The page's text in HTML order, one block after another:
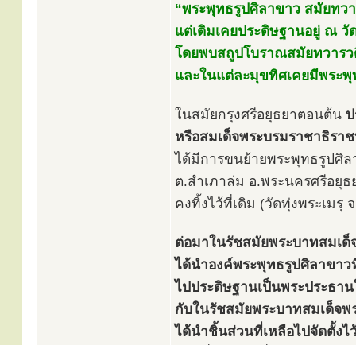
“พระพุทธรูปศิลาขาว สมัยทว
แต่เดิมเคยประดิษฐานอยู่ ณ วั
โดยพบสถูปโบราณสมัยทวาร
และในแต่ละมุขทิศเคยมีพระ
ในสมัยกรุงศรีอยุธยาตอนต้น
หรือสมเด็จพระบรมราชาธิรา
ได้มีการขนย้ายพระพุทธรูปศิ
ต.สำเภาล่ม อ.พระนครศรีอยุ
คงทิ้งไว้ที่เดิม (วัดทุ่งพระเมรุ
ต่อมาในรัชสมัยพระบาทสมเด็
ได้นำองค์พระพุทธรูปศิลาขา
ไปประดิษฐานเป็นพระประธา
กับในรัชสมัยพระบาทสมเด็จพ
ได้นำชิ้นส่วนที่เหลือไปจัดตั้งไ